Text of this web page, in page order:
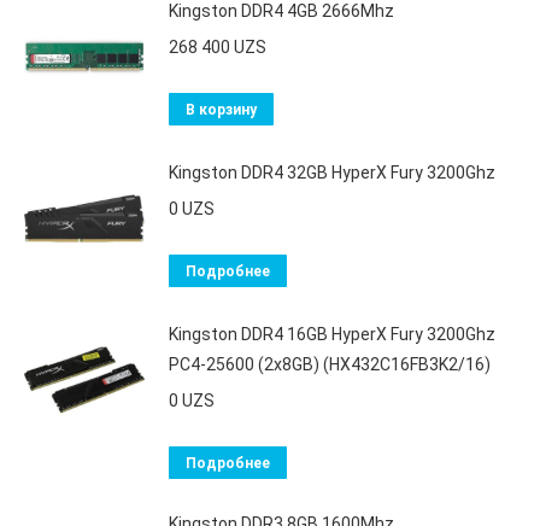
Kingston DDR4 4GB 2666Mhz
268 400 UZS
В корзину
Kingston DDR4 32GB HyperX Fury 3200Ghz
0 UZS
Подробнее
Kingston DDR4 16GB HyperX Fury 3200Ghz
PC4-25600 (2x8GB) (HX432C16FB3K2/16)
0 UZS
Подробнее